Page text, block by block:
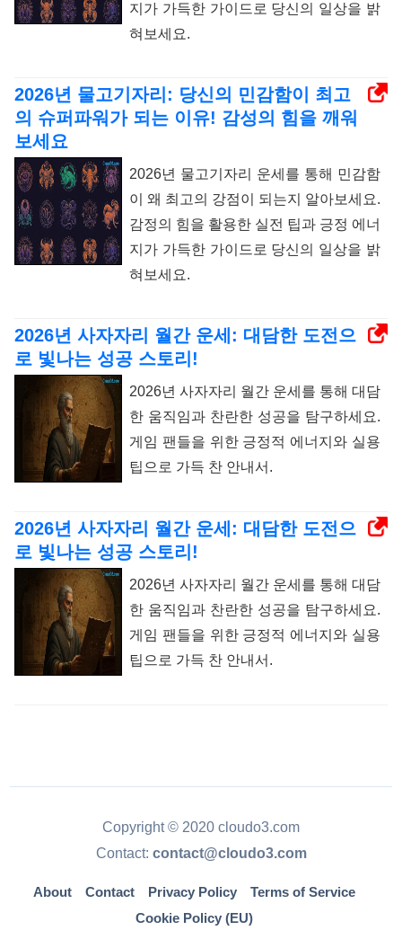
지가 가득한 가이드로 당신의 일상을 밝
혀보세요.
2026년 물고기자리: 당신의 민감함이 최고
의 슈퍼파워가 되는 이유! 감성의 힘을 깨워
보세요
2026년 물고기자리 운세를 통해 민감함
이 왜 최고의 강점이 되는지 알아보세요.
감정의 힘을 활용한 실전 팁과 긍정 에너
지가 가득한 가이드로 당신의 일상을 밝
혀보세요.
2026년 사자자리 월간 운세: 대담한 도전으
로 빛나는 성공 스토리!
2026년 사자자리 월간 운세를 통해 대담
한 움직임과 찬란한 성공을 탐구하세요.
게임 팬들을 위한 긍정적 에너지와 실용
팁으로 가득 찬 안내서.
2026년 사자자리 월간 운세: 대담한 도전으
로 빛나는 성공 스토리!
2026년 사자자리 월간 운세를 통해 대담
한 움직임과 찬란한 성공을 탐구하세요.
게임 팬들을 위한 긍정적 에너지와 실용
팁으로 가득 찬 안내서.
Copyright © 2020 cloudo3.com
Contact: contact@cloudo3.com
About Contact Privacy Policy
Terms of Service
Cookie Policy (EU)